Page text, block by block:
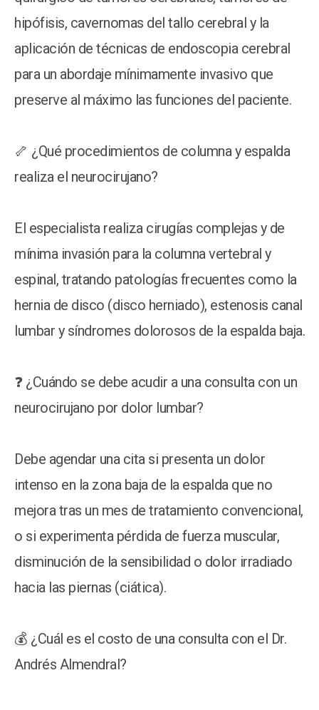
hipófisis, cavernomas del tallo cerebral y la
aplicación de técnicas de endoscopia cerebral
para un abordaje mínimamente invasivo que
preserve al máximo las funciones del paciente.
🦴 ¿Qué procedimientos de columna y espalda
realiza el neurocirujano?
El especialista realiza cirugías complejas y de
mínima invasión para la columna vertebral y
espinal, tratando patologías frecuentes como la
hernia de disco (disco herniado), estenosis canal
lumbar y síndromes dolorosos de la espalda baja.
❓ ¿Cuándo se debe acudir a una consulta con un
neurocirujano por dolor lumbar?
Debe agendar una cita si presenta un dolor
intenso en la zona baja de la espalda que no
mejora tras un mes de tratamiento convencional,
o si experimenta pérdida de fuerza muscular,
disminución de la sensibilidad o dolor irradiado
hacia las piernas (ciática).
💰 ¿Cuál es el costo de una consulta con el Dr.
Andrés Almendral?